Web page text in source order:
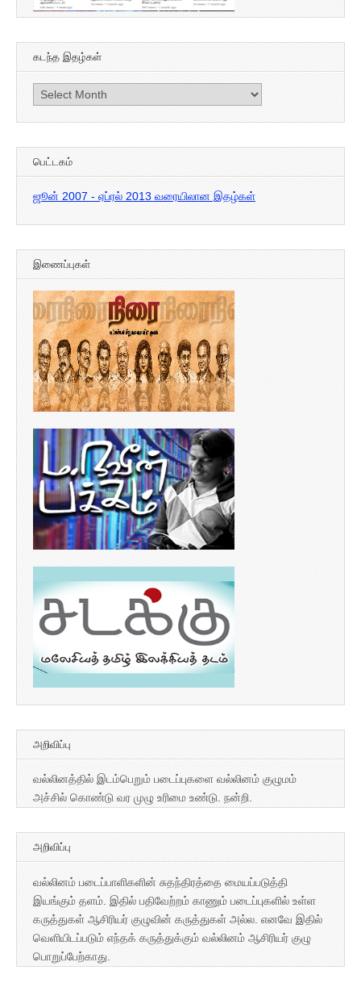
கடந்த இதழ்கள்
கடந்த
இதழ்கள்
பெட்டகம்
ஜூன் 2007 - ஏப்ரல் 2013 வரையிலான இதழ்கள்
இணைப்புகள்
அறிவிப்பு
வல்லினத்தில் இடம்பெறும் படைப்புகளை வல்லினம் குழுமம்
அச்சில் கொண்டு வர முழு உரிமை உண்டு. நன்றி.
அறிவிப்பு
வல்லினம் படைப்பாளிகளின் சுதந்திரத்தை மையப்படுத்தி
இயங்கும் தளம். இதில் பதிவேற்றம் காணும் படைப்புகளில் உள்ள
கருத்துகள் ஆசிரியர் குழுவின் கருத்துகள் அல்ல. எனவே இதில்
வெளியிடப்படும் எந்தக் கருத்துக்கும் வல்லினம் ஆசிரியர் குழு
பொறுப்பேற்காது.